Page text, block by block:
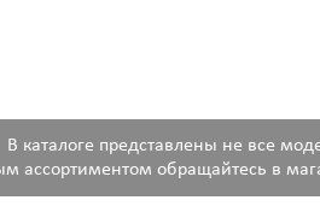
В каталоге представлены не все
ассортиментом обращайтесь в